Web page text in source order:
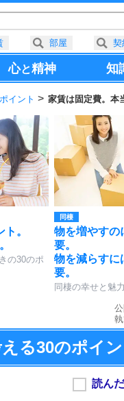
心と精神 知
イント 家賃は固定費。本
。
の30のポ
同棲
物を増やすの
要。
物を減らすに
要。
同棲の幸せと魅
る30のポイン
部屋 契